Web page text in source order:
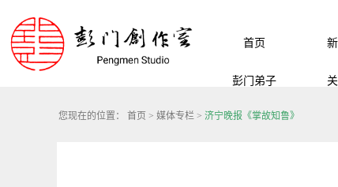
首页
彭门弟子
您现在的位置： 首页 > 媒体专栏 > 济宁晚报《掌故知鲁》